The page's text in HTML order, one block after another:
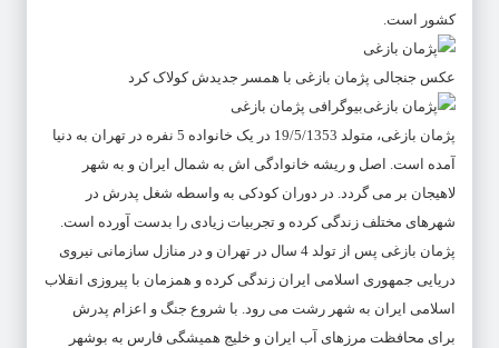
کشور است.
عکس جنجالی پژمان بازغی با همسر جدیدش کولاک کرد
بیوگرافی پژمان بازغی
پژمان بازغی، متولد 19/5/1353 در یک خانواده 5 نفره در تهران به دنیا
آمده است. اصل و ریشه خانوادگی اش به شمال ایران و به شهر
لاهیجان بر می گردد. در دوران کودکی به واسطه شغل پدرش در
شهرهای مختلف زندگی کرده و تجربیات زیادی را بدست آورده است.
پژمان بازغی پس از تولد 4 سال در تهران و در منازل سازمانی نیروی
دریایی جمهوری اسلامی ایران زندگی کرده و همزمان با پیروزی انقلاب
اسلامی ایران به شهر رشت می رود. با شروع جنگ و اعزام پدرش
برای محافظت مرزهای آب ایران و خلیج همیشگی فارس به بوشهر